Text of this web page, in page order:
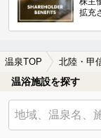
拡充
温泉TOP 北陸・甲
温浴施設を探す